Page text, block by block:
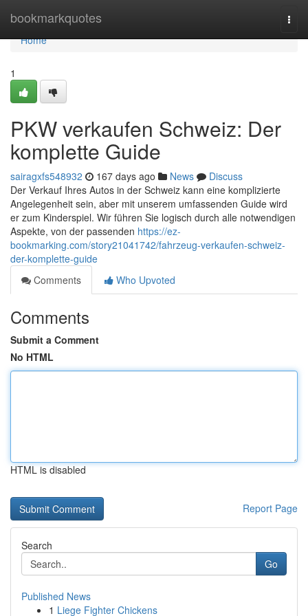
bookmarkquotes
Home
Home
1
PKW verkaufen Schweiz: Der
komplette Guide
sairagxfs548932 167 days ago News
Discuss
Der Verkauf Ihres Autos in der Schweiz kann eine komplizierte
Angelegenheit sein, aber mit unserem umfassenden Guide wird
er zum Kinderspiel. Wir führen Sie logisch durch alle notwendigen
Aspekte, von der passenden https://ez-
bookmarking.com/story21041742/fahrzeug-verkaufen-schweiz-
der-komplette-guide
Comments
Who Upvoted
Comments
Submit a Comment
No HTML
HTML is disabled
Report Page
Search
Go
Published News
1 Liege Fighter Chickens